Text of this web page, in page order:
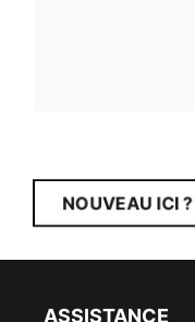
NOUVEAU ICI
ASSISTANCE